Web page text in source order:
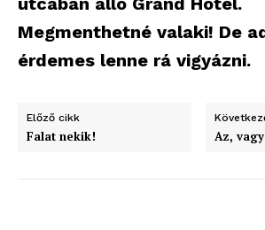
Megmenthetné valaki! De
érdemes lenne rá vigyázni.
Előző cikk
Falat nekik! Az,